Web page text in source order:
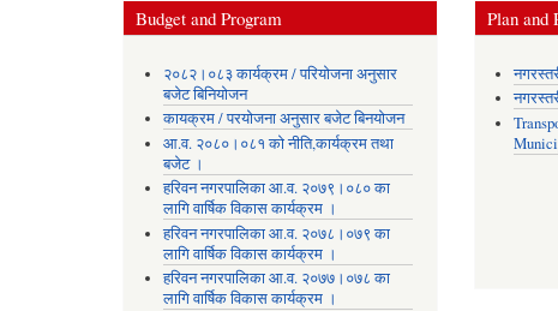
Budget and Program
२०८२।०८३ कार्यक्रम / परियोजना अनुसार
बजेट बिनियोजन
कायक्रम / परयोजना अनुसार बजेट बिनयोजन
आ.व. २०८०।०८१ को नीति,कार्यक्रम तथा
बजेट ।
हरिवन नगरपालिका आ‍.व. २०७९।०८० का
लागि वार्षिक विकास कार्यक्रम ।
हरिवन नगरपालिका आ‍.व. २०७८।०७९ का
लागि वार्षिक विकास कार्यक्रम ।
हरिवन नगरपालिका आ‍.व. २०७७।०७८ का
लागि वार्षिक विकास कार्यक्रम ।
Plan and